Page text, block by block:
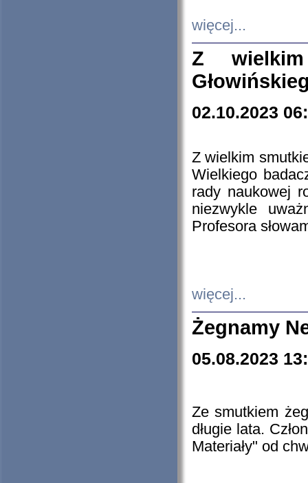
więcej...
Z
02.10.2023
Z wielkim
Wielkiego
rady naukowej
niezwykle
Profesora
więcej...
Żegnamy
05.08.2023
Ze smutkiem
długie lata.
Materiały" od